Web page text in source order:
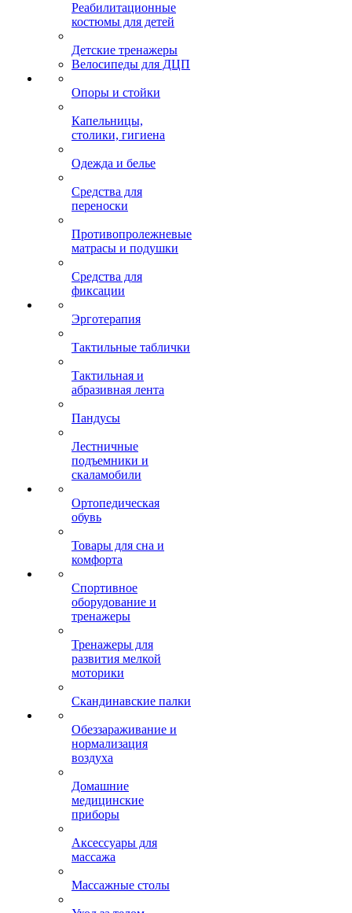
Реабилитационные
костюмы для детей
Детские тренажеры
Велосипеды для ДЦП
Опоры и стойки
Капельницы,
столики, гигиена
Одежда и белье
Средства для
переноски
Противопролежневые
матрасы и подушки
Средства для
фиксации
Эрготерапия
Тактильные таблички
Тактильная и
абразивная лента
Пандусы
Лестничные
подъемники и
скаламобили
Ортопедическая
обувь
Товары для сна и
комфорта
Спортивное
оборудование и
тренажеры
Тренажеры для
развития мелкой
моторики
Скандинавские палки
Обеззараживание и
нормализация
воздуха
Домашние
медицинские
приборы
Аксессуары для
массажа
Массажные столы